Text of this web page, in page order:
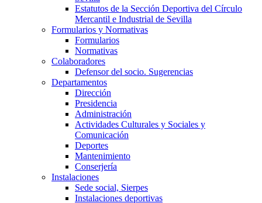
Estatutos de la Sección Deportiva del Círculo
Mercantil e Industrial de Sevilla
Formularios y Normativas
Formularios
Normativas
Colaboradores
Defensor del socio. Sugerencias
Departamentos
Dirección
Presidencia
Administración
Actividades Culturales y Sociales y
Comunicación
Deportes
Mantenimiento
Conserjería
Instalaciones
Sede social, Sierpes
Instalaciones deportivas